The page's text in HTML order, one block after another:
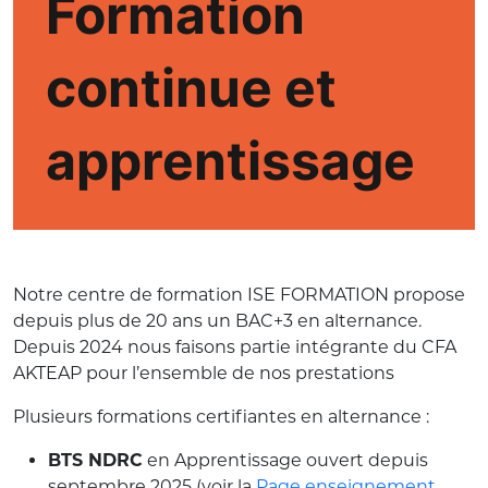
Formation
continue et
apprentissage
Notre centre de formation ISE FORMATION propose
depuis plus de 20 ans un BAC+3 en alternance.
Depuis 2024 nous faisons partie intégrante du CFA
AKTEAP pour l’ensemble de nos prestations
Plusieurs formations certifiantes en alternance :
BTS NDRC en Apprentissage ouvert depuis